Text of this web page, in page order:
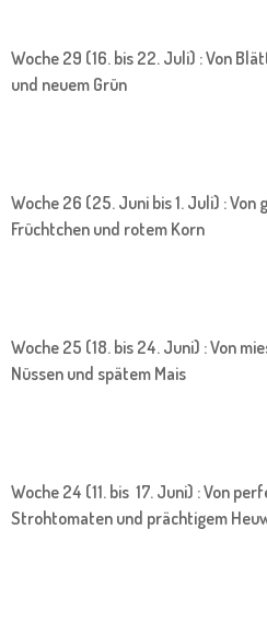
Woche 29 (16. bis 22. Juli) : Von
und neuem Grün
Woche 26 (25. Juni bis 1. Juli) :
Früchtchen und rotem Korn
Woche 25 (18. bis 24. Juni) : Von
Nüssen und spätem Mais
Woche 24 (11. bis 17. Juni) : Von
Strohtomaten und prächtigem